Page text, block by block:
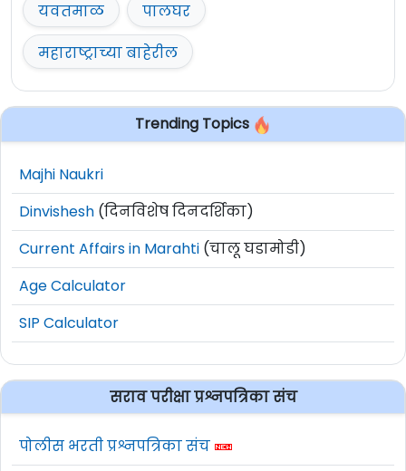
यवतमाळ
पालघर
महाराष्ट्राच्या बाहेरील
Trending Topics
Majhi Naukri
Dinvishesh (दिनविशेष दिनदर्शिका)
Current Affairs in Marahti (चालू घडामोडी)
Age Calculator
SIP Calculator
सराव परीक्षा प्रश्नपत्रिका संच
पोलीस भरती प्रश्नपत्रिका संच